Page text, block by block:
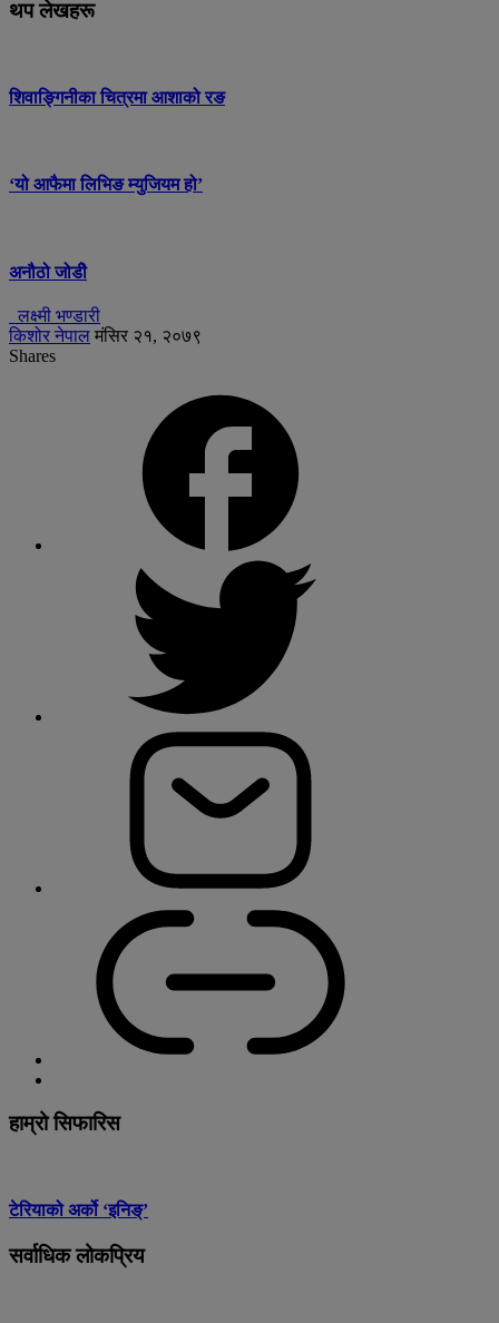
थप लेखहरू
शिवाङ्गिनीका चित्रमा आशाको रङ
‘यो आफैमा लिभिङ म्युजियम हो’
अनौठो जोडीे
लक्ष्मी भण्डारी
किशोर नेपाल मंसिर २१, २०७९
Shares
हाम्रो सिफारिस
टेरियाको अर्को ‘इनिङ्’
सर्वाधिक लोकप्रिय